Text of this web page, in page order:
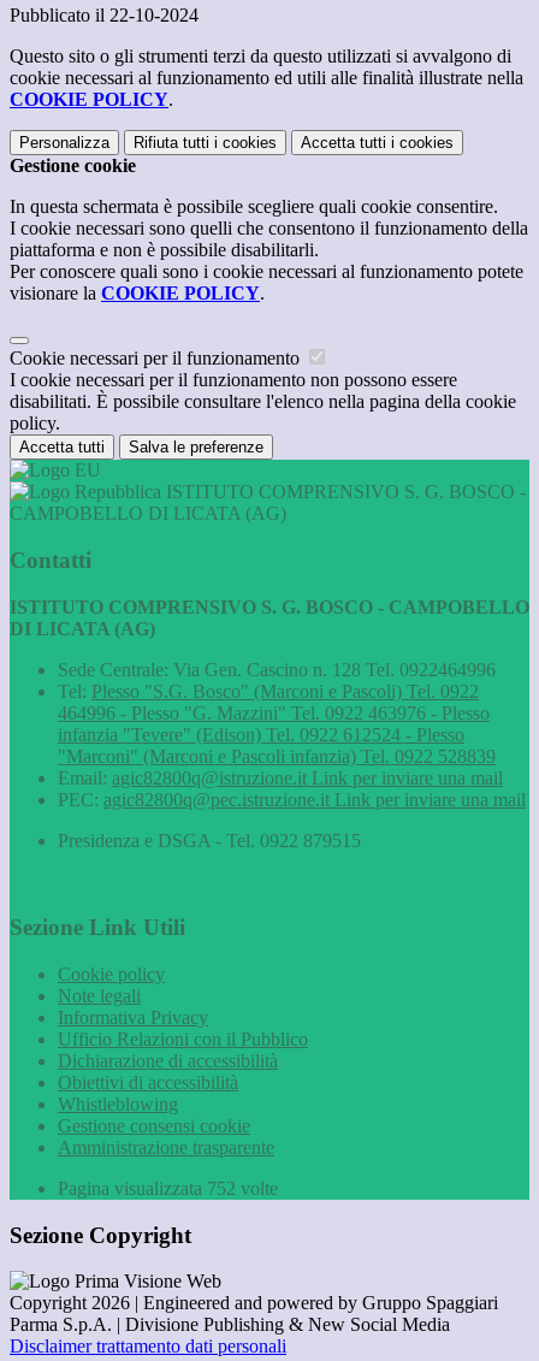
Pubblicato il 22-10-2024
Questo sito o gli strumenti terzi da questo utilizzati si avvalgono di
cookie necessari al funzionamento ed utili alle finalità illustrate nella
COOKIE POLICY.
Personalizza Rifiuta tutti i cookies Accetta tutti i cookies
Gestione cookie
In questa schermata è possibile scegliere quali cookie consentire.
I cookie necessari sono quelli che consentono il funzionamento della
piattaforma e non è possibile disabilitarli.
Per conoscere quali sono i cookie necessari al funzionamento potete
visionare la COOKIE POLICY.
Cookie necessari per il funzionamento
I cookie necessari per il funzionamento non possono essere
disabilitati. È possibile consultare l'elenco nella pagina della cookie
policy.
Accetta tutti Salva le preferenze
ISTITUTO COMPRENSIVO S. G. BOSCO -
CAMPOBELLO DI LICATA (AG)
Contatti
ISTITUTO COMPRENSIVO S. G. BOSCO - CAMPOBELLO
DI LICATA (AG)
Sede Centrale: Via Gen. Cascino n. 128 Tel. 0922464996
Tel: Plesso "S.G. Bosco" (Marconi e Pascoli) Tel. 0922
464996 - Plesso "G. Mazzini" Tel. 0922 463976 - Plesso
infanzia "Tevere" (Edison) Tel. 0922 612524 - Plesso
"Marconi" (Marconi e Pascoli infanzia) Tel. 0922 528839
Email: agic82800q@istruzione.it Link per inviare una mail
PEC: agic82800q@pec.istruzione.it Link per inviare una mail
Presidenza e DSGA - Tel. 0922 879515
Sezione Link Utili
Cookie policy
Note legali
Informativa Privacy
Ufficio Relazioni con il Pubblico
Dichiarazione di accessibilità
Obiettivi di accessibilità
Whistleblowing
Gestione consensi cookie
Amministrazione trasparente
Pagina visualizzata 752 volte
Sezione Copyright
Copyright 2026 | Engineered and powered by Gruppo Spaggiari
Parma S.p.A. | Divisione Publishing & New Social Media
Disclaimer trattamento dati personali